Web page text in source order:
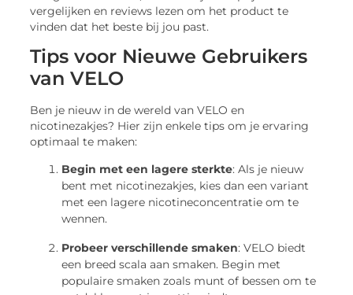
vergelijken en reviews lezen om het product te
vinden dat het beste bij jou past.
Tips voor Nieuwe Gebruikers
van VELO
Ben je nieuw in de wereld van VELO en
nicotinezakjes? Hier zijn enkele tips om je ervaring
optimaal te maken:
Begin met een lagere sterkte: Als je nieuw
bent met nicotinezakjes, kies dan een variant
met een lagere nicotineconcentratie om te
wennen.
Probeer verschillende smaken: VELO biedt
een breed scala aan smaken. Begin met
populaire smaken zoals munt of bessen om te